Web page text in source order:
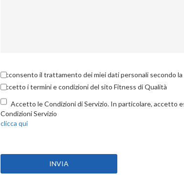
Acconsento il trattamento dei miei dati personali secondo la
Accetto i termini e condizioni del sito Fitness di Qualità
Accetto le Condizioni di Servizio. In particolare, accetto
Condizioni Servizio
clicca qui